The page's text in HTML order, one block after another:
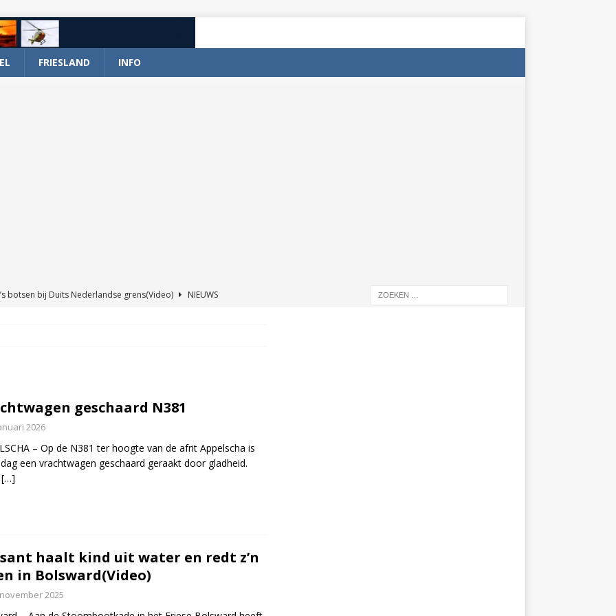
FRIESLAND INFO
botsen bij Duits Nederlandse grens(Video)
NIEUWS
aangevaren op Schildmeer Steendam(Video)
geschaard N381
2026
– Op de N381 ter hoogte van de afrit Appelscha is
een vrachtwagen geschaard geraakt door gladheid.
[…]
haalt kind uit water en redt z’n
in Bolsward(Video)
2025